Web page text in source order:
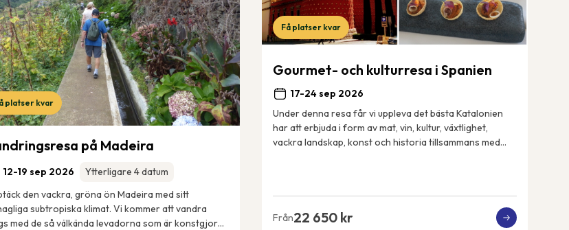
platser kvar
på Madeira
12-19 sep 2026
Ytterligare 4 datum
den vackra, gröna ön Madeira med sitt
subtropiska klimat. Vi kommer att vandra
med de så välkända levadorna som är konstgjorda
Få platser kvar
Gourmet- och kulturresa i Spanien
17-24 sep 2026
Under denna resa får vi uppleva det bästa Katalonien
har att erbjuda i form av mat, vin, kultur, växtlighet,
vackra landskap, konst och historia tillsammans med
Från22 650 kr